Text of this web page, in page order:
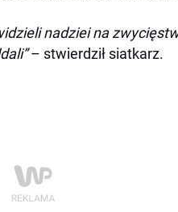
nadziei na
– stwierdził siatkarz.